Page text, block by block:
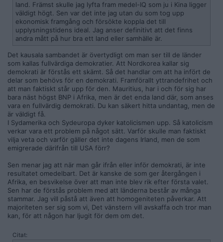
land. Främst skulle jag lyfta fram medel-IQ som ju i Kina ligger
väldigt högt. Sen var det inte jag utan du som tog upp
ekonomisk framgång och försökte koppla det till
upplysningstidens ideal. Jag anser definitivt att det finns
andra mått på hur bra ett land eller samhälle är.
Det kausala sambandet är övertydligt om man ser till de länder
som kallas fullvärdiga demokratier. Att Nordkorea kallar sig
demokrati är förstås ett skämt. Så det handlar om att ha infört de
delar som behövs för en demokrati. Framförallt yttrandefrihet och
att man faktiskt står upp för den. Mauritius, har i och för sig har
bara näst högst BNP i Afrika, men är det enda land där, som anses
vara en fullvärdig demokrati. Du kan säkert hitta undantag, men de
är väldigt få.
I Sydamerika och Sydeuropa dyker katolicismen upp. Så katolicism
verkar vara ett problem på något sätt. Varför skulle man faktiskt
vilja veta och varför gäller det inte dagens Irland, men de som
emigrerade därifrån till USA förr?
Sen menar jag att när man går ifrån eller inför demokrati, är inte
resultatet omedelbart. Det är kanske de som ger återgången i
Afrika, en besvikelse över att man inte blev rik efter första valet.
Sen har de förstås problem med att länderna består av många
stammar. Jag vill påstå att även att homogeniteten påverkar. Att
majoriteten ser sig som vi, Det vänstern vill avskaffa och tror man
kan, för att någon har ljugit för dem om det.
Citat: